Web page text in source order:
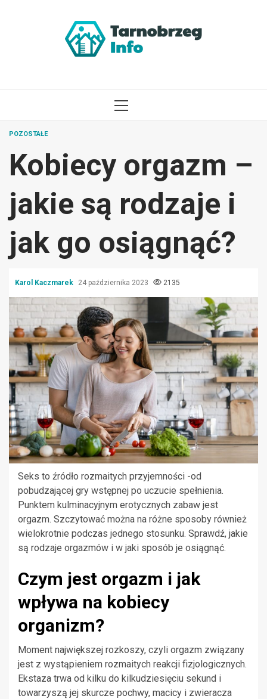
MENU
POZOSTAŁE
Kobiecy orgazm –
jakie są rodzaje i
jak go osiągnąć?
Karol Kaczmarek 24 października 2023 2135
Seks to źródło rozmaitych przyjemności -od
pobudzającej gry wstępnej po uczucie spełnienia.
Punktem kulminacyjnym erotycznych zabaw jest
orgazm. Szczytować można na różne sposoby również
wielokrotnie podczas jednego stosunku. Sprawdź, jakie
są rodzaje orgazmów i w jaki sposób je osiągnąć.
Czym jest orgazm i jak
wpływa na kobiecy
organizm?
Moment największej rozkoszy, czyli orgazm związany
jest z wystąpieniem rozmaitych reakcji fizjologicznych.
Ekstaza trwa od kilku do kilkudziesięciu sekund i
towarzyszą jej skurcze pochwy, macicy i zwieracza